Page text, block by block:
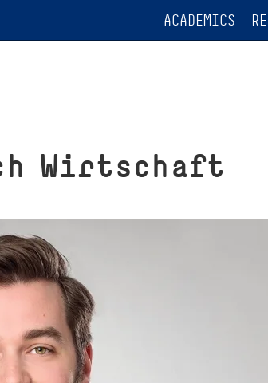
ACADEMICS
Wirtschaft